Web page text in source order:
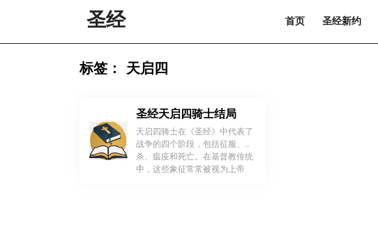
圣经 首页 圣经新约
标签： 天启四
圣经天启四骑士结局
天启四骑士在《圣经》中代表了
战争的四个阶段，包括征服、屠
杀、瘟疫和死亡。在基督教传统
中，这些象征常常被视为上帝
！